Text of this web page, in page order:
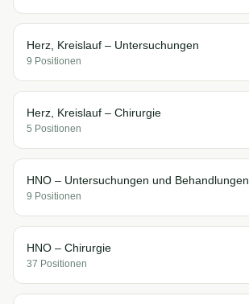
Herz, Kreislauf – Untersuchungen
9 Positionen
Herz, Kreislauf – Chirurgie
5 Positionen
HNO – Untersuchungen und Behandlungen
9 Positionen
HNO – Chirurgie
37 Positionen